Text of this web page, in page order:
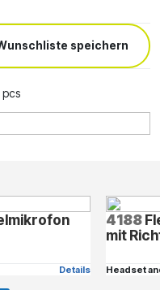
speichern
pcs
Details
4188
mit
Headset